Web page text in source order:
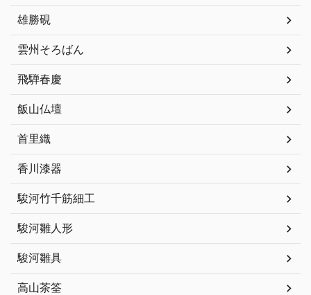
雄勝硯
雲州そろばん
飛騨春慶
飯山仏壇
首里織
香川漆器
駿河竹千筋細工
駿河雛人形
駿河雛具
高山茶筌